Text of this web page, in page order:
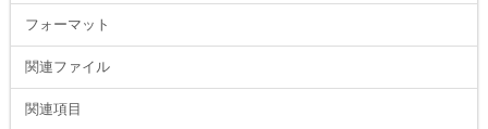
フォーマット
関連ファイル
関連項目